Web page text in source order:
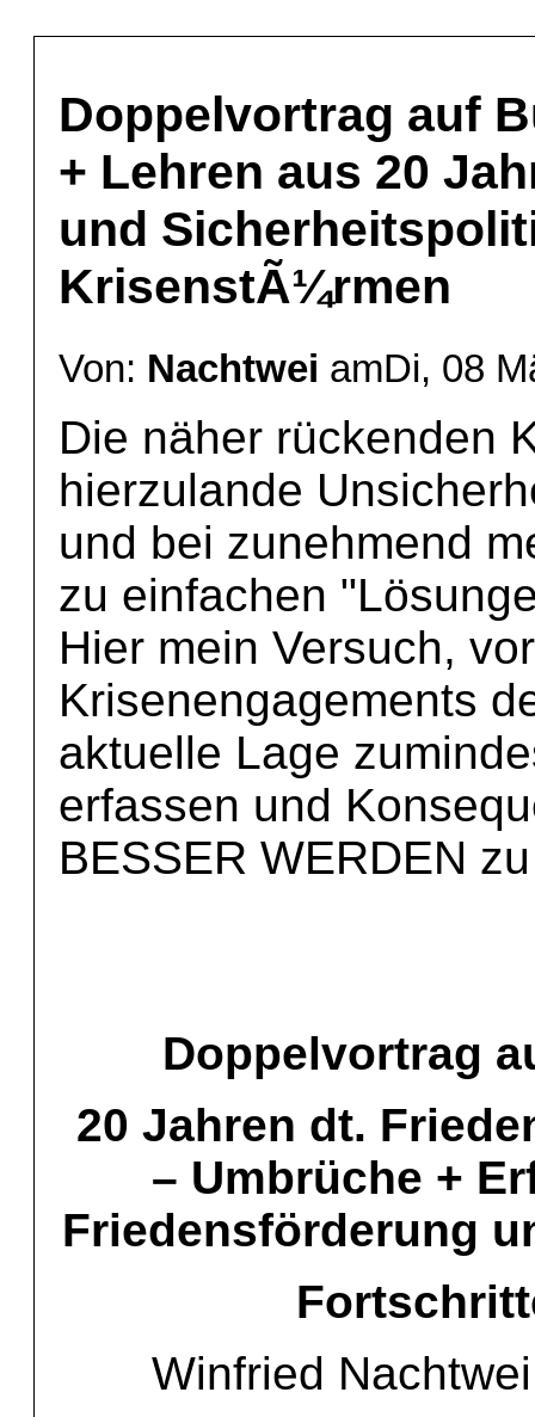
Doppelvortrag auf
+ Lehren aus 20
und
KrisenstÃ¼rmen
Von: Nachtwei amDi, 08
Die näher rückenden
hierzulande
und bei zunehmend
zu einfachen
Hier mein Versuch,
Krisenengagements
aktuelle Lage
erfassen und
BESSER WERDEN
Doppelvortrag
20 Jahren dt.
– Umbrüche +
Friedensförderung
Winfried